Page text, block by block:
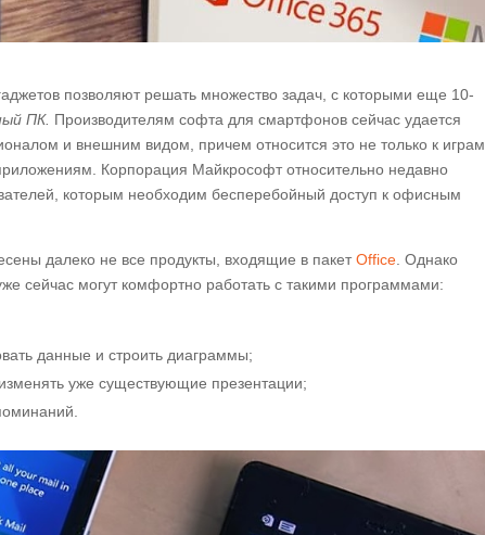
позволяют решать множество задач, с которыми еще 10-
ПК. Производителям софта для смартфонов сейчас удается
и внешним видом, причем относится это не только к играм,
Корпорация Майкрософт относительно недавно
которым необходим бесперебойный доступ к офисным
далеко не все продукты, входящие в пакетOffice . Однако
сейчас могут комфортно работать с такими программами:
данные и строить диаграммы;
уже существующие презентации;